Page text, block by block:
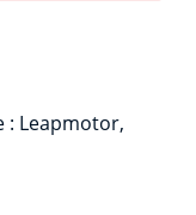
Yellow